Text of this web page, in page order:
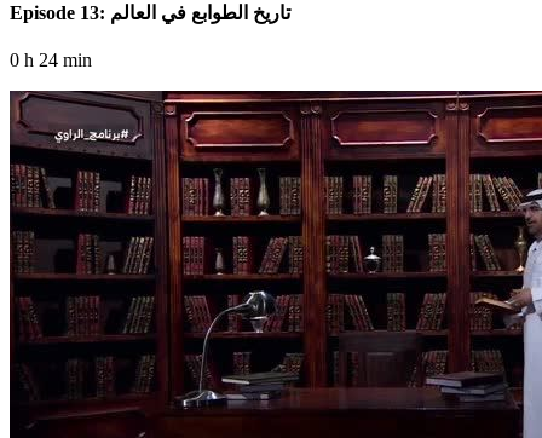
Episode 13: تاريخ الطوابع في العالم
0 h 24 min